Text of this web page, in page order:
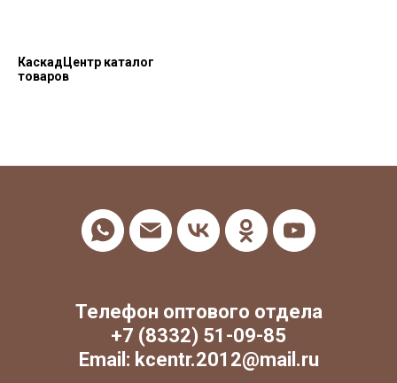
КаскадЦентр каталог
товаров
Телефон оптового отдела
+7 (8332) 51-09-85
Email: kcentr.2012@mail.ru